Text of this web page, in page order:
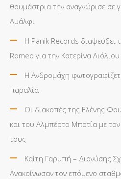
θαυμάστρια την αναγνώρισε σε
Αμάλφι
Η Panik Records διαψεύδει
Romeo για την Κατερίνα Λιόλιου
Η Ανδρομάχη
παραλία
Οι διακοπές της Ελένης
και του Αλμπέρτο Μποτία με τον
τους
Καίτη Γαρμπή – Διονύσης
Ανακοίνωσαν τον επόμενο